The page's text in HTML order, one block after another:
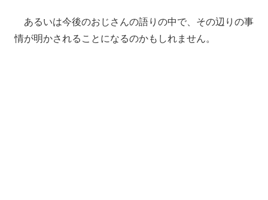
あるいは今後のおじさんの語りの中で、その辺りの事
情が明かされることになるのかもしれません。